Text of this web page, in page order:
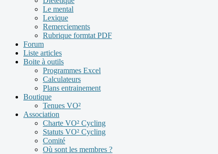
Le mental
Lexique
Remerciements
Rubrique formtat PDF
Forum
Liste articles
Boite à outils
Programmes Excel
Calculateurs
Plans entrainement
Boutique
Tenues VO²
Association
Charte VO² Cycling
Statuts VO² Cycling
Comité
Où sont les membres ?